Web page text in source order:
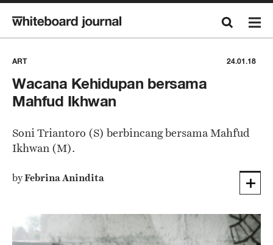
ART 24.01.18
Wacana Kehidupan bersama
Mahfud Ikhwan
Soni Triantoro (S) berbincang bersama Mahfud
Ikhwan (M).
byFebrina Anindita